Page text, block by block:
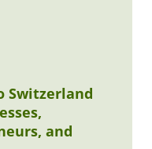
Switzerland
and